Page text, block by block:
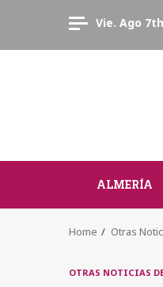
Vie. Ago
ALMERÍA
Home Otras
OTRAS NOTICIAS